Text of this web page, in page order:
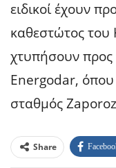
ειδικοί έχουν
καθεστώτος του
χτυπήσουν
Energodar, όπου
σταθμός
Share